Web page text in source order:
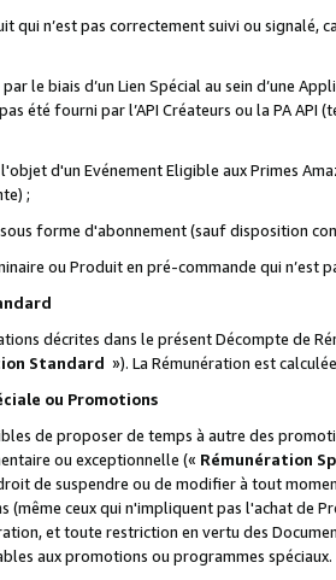
qui n’est pas correctement suivi ou signalé,
le biais d’un Lien Spécial au sein d’une
été fourni par l’API Créateurs ou la PA
d'un Evénement Eligible aux Primes
;
forme d'abonnement (sauf disposition
ou Produit en pré-commande qui n’est
décrites dans le présent Décompte de
Standard »). La Rémunération est
ou Promotions
de proposer de temps à autre des
ou exceptionnelle (« Rémunération
de suspendre ou de modifier à tout
(même ceux qui n'impliquent pas l'achat de
et toute restriction en vertu des
aux promotions ou programmes spéciaux.